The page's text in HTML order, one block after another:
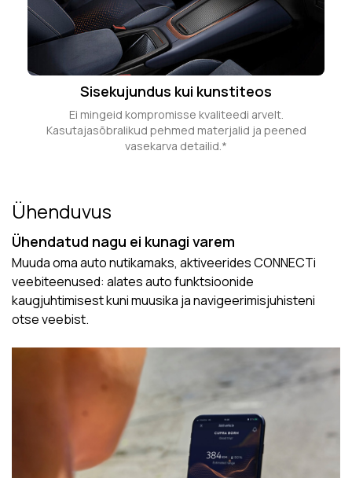
Sisekujundus kui kunstiteos
Ei mingeid kompromisse kvaliteedi arvelt.
Kasutajasõbralikud pehmed materjalid ja peened
vasekarva detailid.*
Ühenduvus
Ühendatud nagu ei kunagi varem
Muuda oma auto nutikamaks, aktiveerides CONNECTi
veebiteenused: alates auto funktsioonide
kaugjuhtimisest kuni muusika ja navigeerimisjuhisteni
otse veebist.